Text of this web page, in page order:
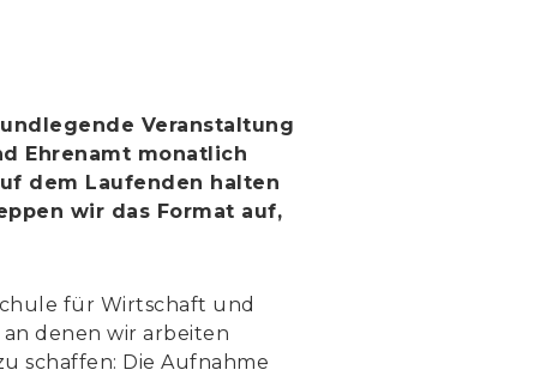
Veranstaltung
Ehrenamt monatlich
dem Laufenden halten
wir das Format auf,
für Wirtschaft und
denen wir arbeiten
schaffen: Die Aufnahme